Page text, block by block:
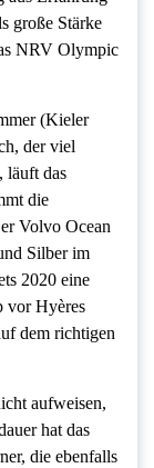
große Stärke
NRV Olympic
(Kieler
der viel
läuft das
die
Volvo Ocean
Silber im
2020 eine
vor Hyères
dem richtigen
aufweisen,
hat das
die ebenfalls